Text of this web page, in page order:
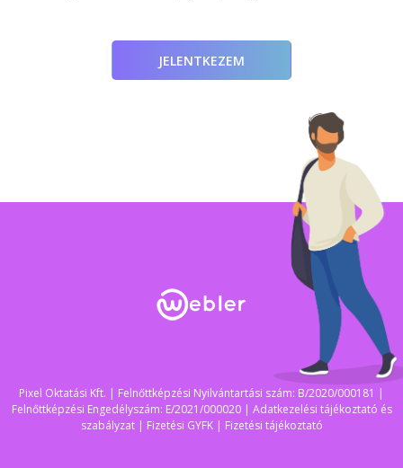
JELENTKEZEM
Pixel Oktatási Kft. | Felnőttképzési Nyilvántartási szám: B/2020/000181 |
Felnőttképzési Engedélyszám: E/2021/000020 | Adatkezelési tájékoztató és
szabályzat| Fizetési GYFK| Fizetési tájékoztató